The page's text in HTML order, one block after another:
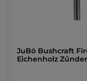
JuBö Bushcraft
Eichenholz